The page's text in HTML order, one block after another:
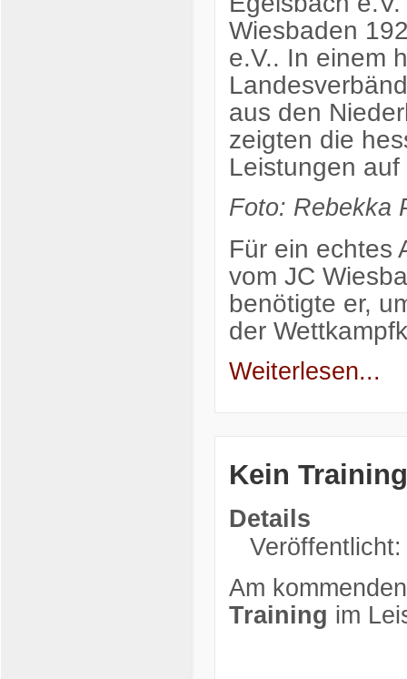
Wiesbaden
e.V.. In einem
aus den
zeigten die
Leistungen
Foto: Rebekka
Für ein echtes
vom JC
benötigte er,
der
Weiterlesen...
Kein
Details
Am
Training im